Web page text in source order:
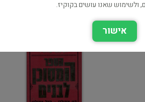
ולשימוש שאנו עושים בקוקיז.
אישור